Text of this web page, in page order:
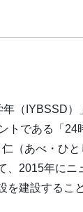
（IYBSSD
トである「24
（あべ・ひと
、2015年にニ
建設するこ